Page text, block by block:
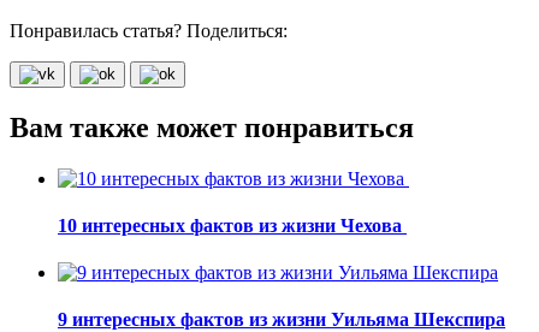
Понравилась статья? Поделиться:
Вам также может понравиться
10 интересных фактов из жизни Чехова
9 интересных фактов из жизни Уильяма Шекспира